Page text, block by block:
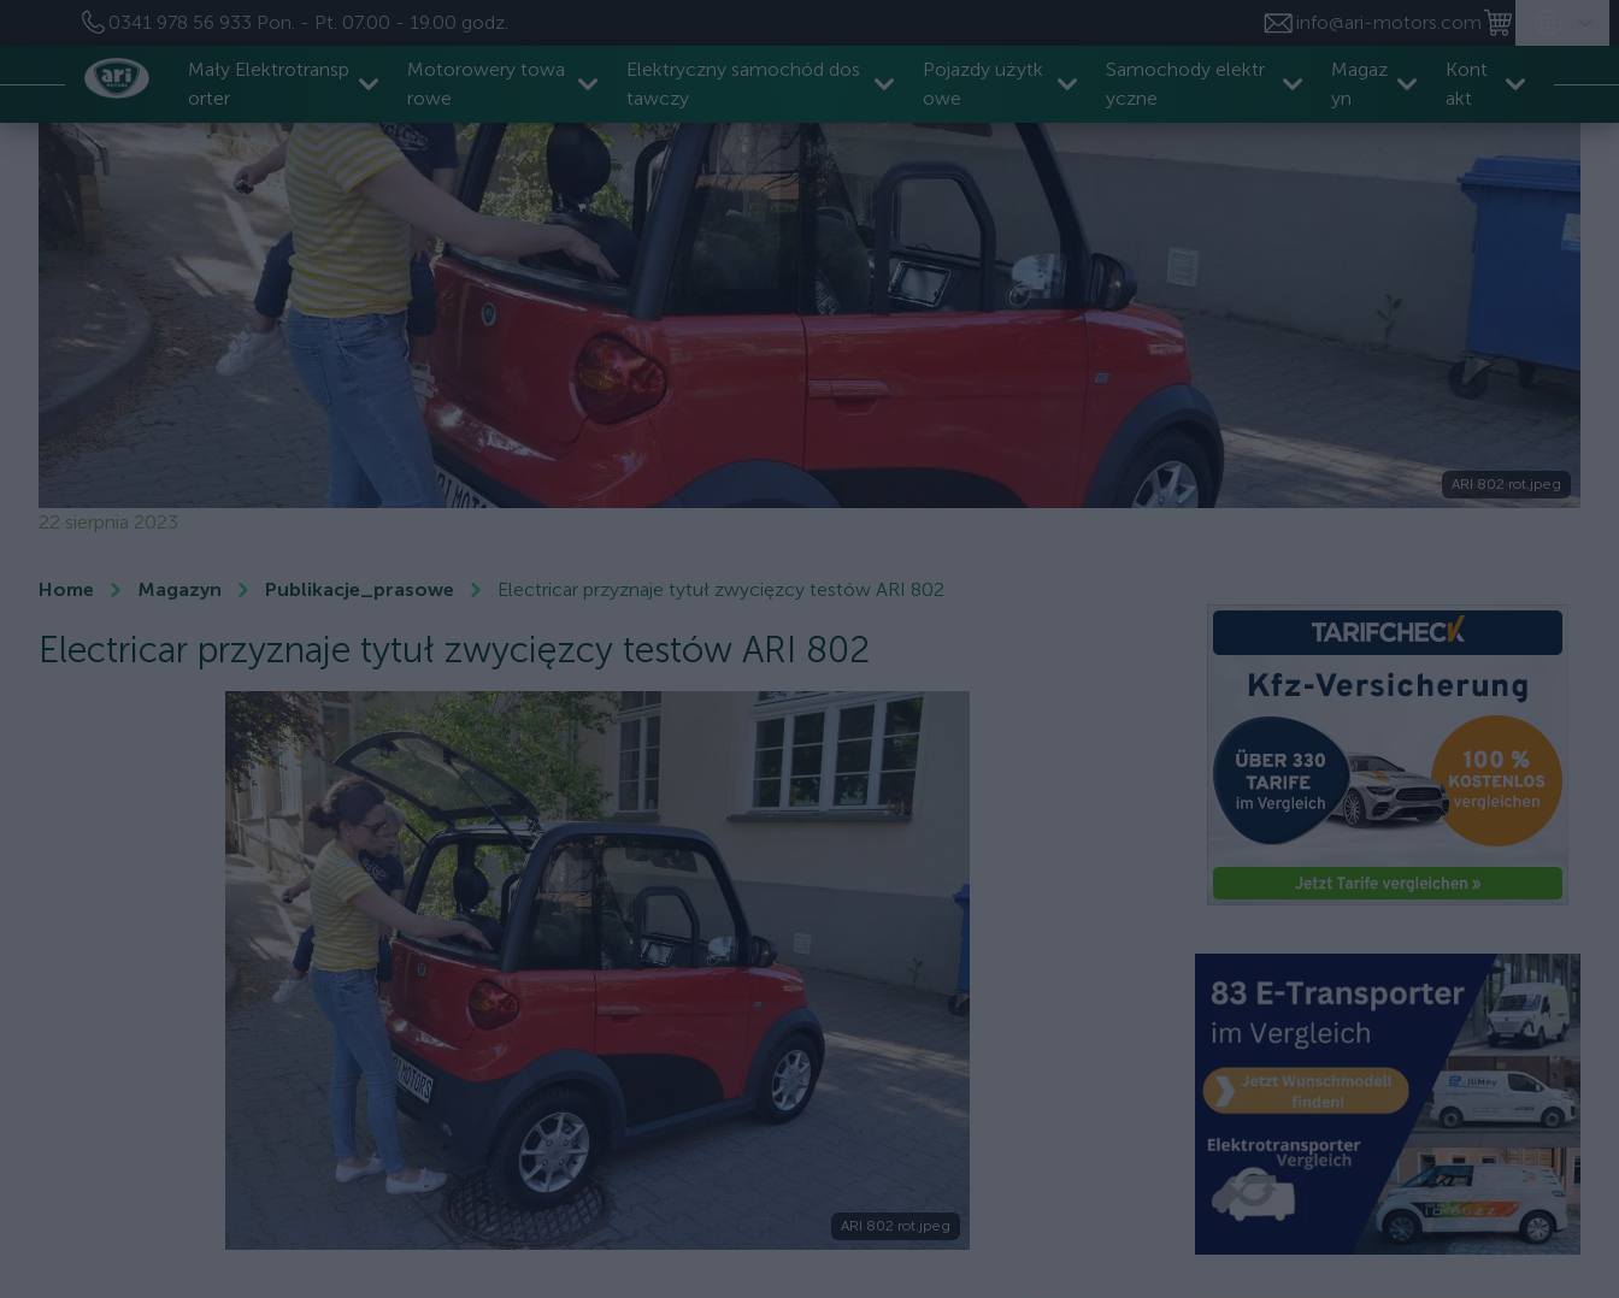
0341 978 56 933 Pon. - Pt. 07.00 - 19.00 godz. info@ari-motors.com
Mały Elektrotransp
orter
Motorowery towa
rowe
Elektryczny samochód dos
tawczy
Pojazdy użytk
owe
Samochody elektr
yczne
Magaz
yn
Kont
akt
ARI 802 rot.jpeg
22 sierpnia 2023
Home Magazyn Publikacje_prasowe Electricar przyznaje tytuł zwycięzcy testów ARI 802
Electricar przyznaje tytuł zwycięzcy testów ARI 802
ARI 802 rot.jpeg